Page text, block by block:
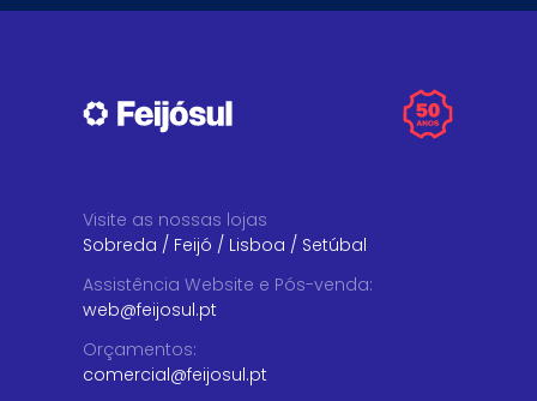
Visite as nossas lojas
Sobreda / Feijó / Lisboa / Setúbal
Assistência Website e Pós-venda:
web@feijosul.pt
Orçamentos:
comercial@feijosul.pt